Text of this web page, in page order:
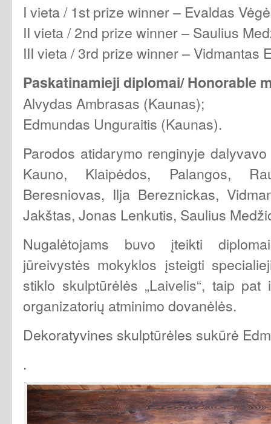
I vieta / 1st prize winner – Evaldas
II vieta / 2nd prize winner – Saulius
III vieta / 3rd prize winner – Vidmantas
Paskatinamieji diplomai/ Honorable
Alvydas Ambrasas (Kaunas);
Edmundas Unguraitis (Kaunas).
Parodos atidarymo renginyje
Kauno, Klaipėdos, Palangos,
Beresniovas, Ilja Bereznickas,
Jakštas, Jonas Lenkutis, Saulius
Nugalėtojams buvo įteikti
jūreivystės mokyklos įsteigti
stiklo skulptūrėlės „Laivelis“, taip
organizatorių atminimo dovanėlės.
Dekoratyvines skulptūrėles sukūrė
.